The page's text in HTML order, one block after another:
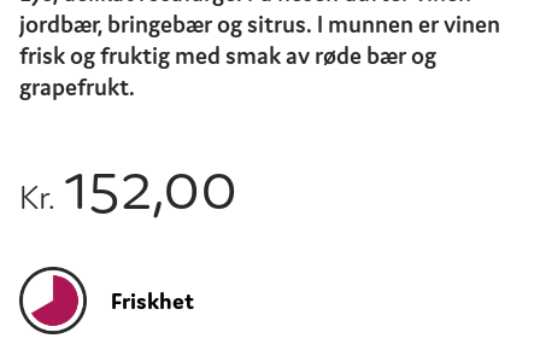
jordbær, bringebær og sitrus. I munnen er vinen
frisk og fruktig med smak av røde bær og
grapefrukt.
Kr. 152,00
Friskhet